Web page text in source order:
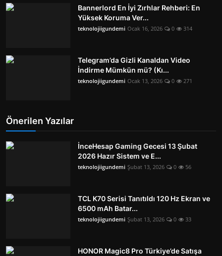
Bannerlord En İyi Zırhlar Rehberi: En
Yüksek Koruma Ver...
teknolojiigundemi Ocak 16, 2026 0 314
Telegram’da Gizli Kanaldan Video
İndirme Mümkün mü? (Kı...
teknolojiigundemi Ocak 13, 2026 0 271
Önerilen Yazılar
İnceHesap Gaming Gecesi 13 Şubat
2026 Hazır Sistem ve E...
teknolojiigundemi Şubat 13, 2026 0 56
TCL K70 Serisi Tanıtıldı 120 Hz Ekran ve
6500 mAh Batar...
teknolojiigundemi Şubat 13, 2026 0 33
HONOR Magic8 Pro Türkiye’de Satışa